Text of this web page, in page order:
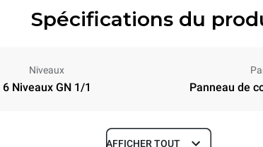
Spécifications du
Niveaux
6 Niveaux GN 1/1 Panneau de
AFFICHER TOUT